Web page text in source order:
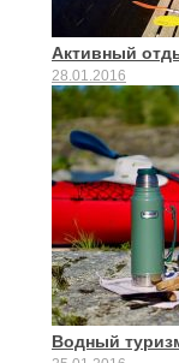
Активный
28.01.2016
Водный